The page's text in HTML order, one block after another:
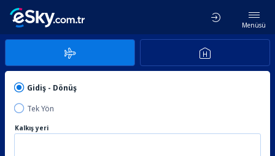
Menüsü
Gidiş - Dönüş
Tek Yön
Kalkış yeri